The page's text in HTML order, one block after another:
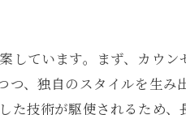
しています。まず、カウ
、独自のスタイルを生み
た技術が駆使されるため、